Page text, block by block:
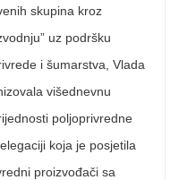
skupina kroz
uz podršku
i šumarstva, Vlada
višednevnu
poljoprivredne
koja je posjetila
proizvođači sa